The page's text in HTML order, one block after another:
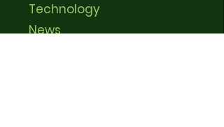
Technology
News